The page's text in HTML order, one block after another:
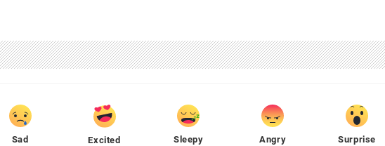
Sad Excited Sleepy Angry Surprise